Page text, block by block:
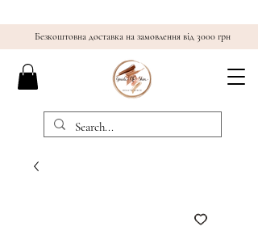
Безкоштовна доставка на замовлення від 3000 грн